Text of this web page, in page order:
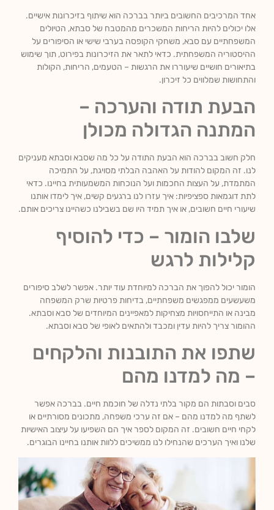
אחד המרכיבים החשובים ביותר בברכה הוא שיתוף בזיכרונות אישיים.
אלו יכולים להיות הריחות המשכרים מהמטבח של סבתא, הטיולים
המשפחתיים עם סבא, משחקי הקופסה בערבי שישי או הסיפורים על
ההיסטוריה המשפחתית. כדאי לתאר את הזיכרונות בפירוט, תוך שימוש
בתיאורים חושיים שיעוררו את הרגשות – הטעמים, הריחות, הקולות
והתחושות שמלווים כל זיכרון.
הבעת תודה והערכה –
המתנה הגדולה מכולן
חלק חשוב בברכה הוא הבעת התודה על כל מה שסבא וסבתא מעניקים
לנו. זה המקום להודות על האהבה הבלתי מסויגת, על התמיכה
המתמדת, על העצות החכמות ועל הנוכחות המשמעותית בחיינו. כדאי
לתת דוגמאות ספציפיות: איך עזרו לנו ברגעים קשים, איך לימדו אותנו
שיעורי חיים חשובים, או איך תמיד היו שם בשבילנו כשהיינו צריכים אותם.
שלבו הומור – כדי להוסיף
קלילות לרגש
הומור יכול להפוך את הברכה למיוחדת עוד יותר. אפשר לשלב סיפורים
משעשעים ממפגשים משפחתיים, בדיחות פרטיות שרק המשפחה
מבינה או התייחסויות מצחיקות למאפיינים המיוחדים של סבא וסבתא.
ההומור צריך להיות עדין ומכבד ולהתאים לאופי של סבא וסבתא.
שתפו את התובנות והלקחים
– מה למדנו מהם
סבים וסבתות הם מקור בלתי נדלה של חוכמת חיים. בברכה אפשר
לשתף מה למדנו מהם – אם זה ערכי משפחה, מתכונים מסורתיים או
לקחי חיים חשובים. זה המקום לספר איך הם השפיעו על עיצוב האישיות
שלנו ואיך הערכים שהנחילו לנו ממשיכים ללוות אותנו בחיינו הבוגרים.